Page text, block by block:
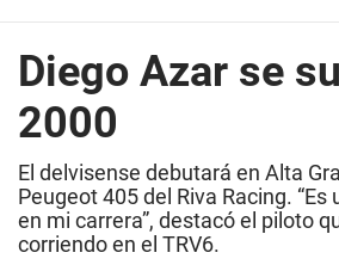
Diego Azar se
2000
El delvisense debutará en Alta
Peugeot 405 del Riva Racing.
en mi carrera”, destacó el piloto
corriendo en el TRV6.